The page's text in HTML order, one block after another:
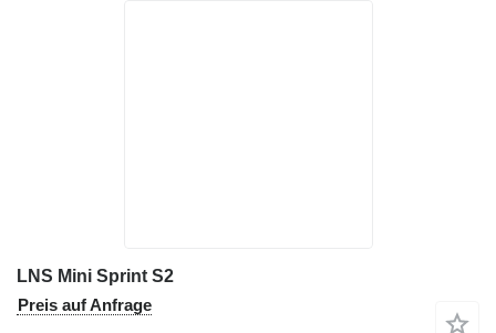
LNS Mini Sprint S2
Preis auf Anfrage